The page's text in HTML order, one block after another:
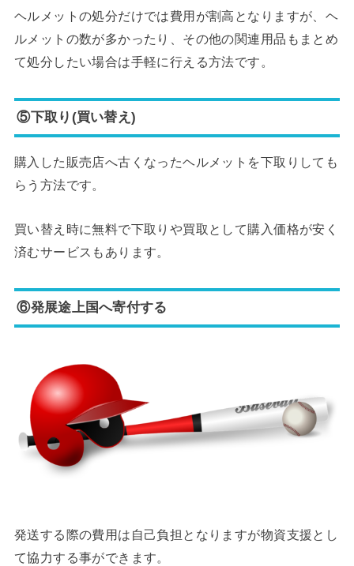
ヘルメットの処分だけでは費用が割高となりますが、ヘ
ルメットの数が多かったり、その他の関連用品もまとめ
て処分したい場合は手軽に行える方法です。
⑤下取り(買い替え)
購入した販売店へ古くなったヘルメットを下取りしても
らう方法です。
買い替え時に無料で下取りや買取として購入価格が安く
済むサービスもあります。
⑥発展途上国へ寄付する
発送する際の費用は自己負担となりますが物資支援とし
て協力する事ができます。